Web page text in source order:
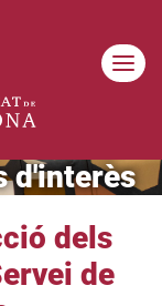
d'interès
dels
de